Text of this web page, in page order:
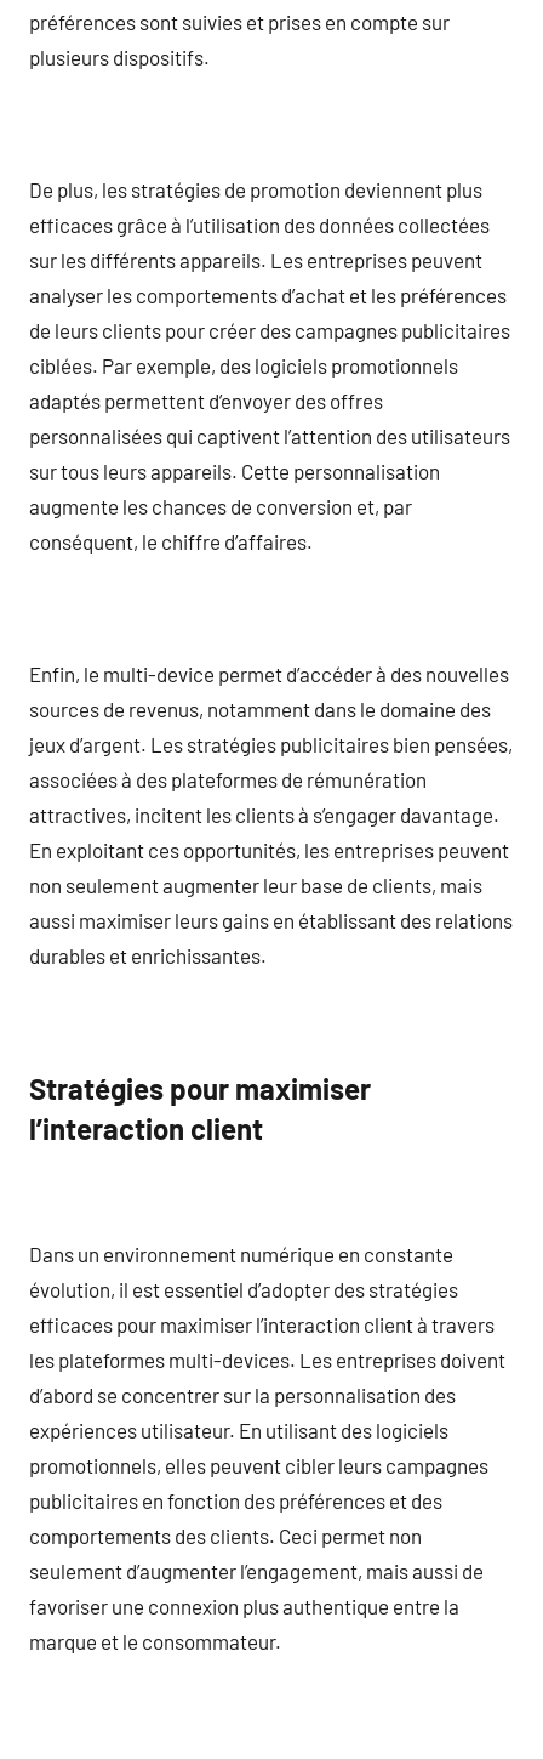
préférences sont suivies et prises en compte sur
plusieurs dispositifs.
De plus, les stratégies de promotion deviennent plus
efficaces grâce à l’utilisation des données collectées
sur les différents appareils. Les entreprises peuvent
analyser les comportements d’achat et les préférences
de leurs clients pour créer des campagnes publicitaires
ciblées. Par exemple, des logiciels promotionnels
adaptés permettent d’envoyer des offres
personnalisées qui captivent l’attention des utilisateurs
sur tous leurs appareils. Cette personnalisation
augmente les chances de conversion et, par
conséquent, le chiffre d’affaires.
Enfin, le multi-device permet d’accéder à des nouvelles
sources de revenus, notamment dans le domaine des
jeux d’argent. Les stratégies publicitaires bien pensées,
associées à des plateformes de rémunération
attractives, incitent les clients à s’engager davantage.
En exploitant ces opportunités, les entreprises peuvent
non seulement augmenter leur base de clients, mais
aussi maximiser leurs gains en établissant des relations
durables et enrichissantes.
Stratégies pour maximiser
l’interaction client
Dans un environnement numérique en constante
évolution, il est essentiel d’adopter des stratégies
efficaces pour maximiser l’interaction client à travers
les plateformes multi-devices. Les entreprises doivent
d’abord se concentrer sur la personnalisation des
expériences utilisateur. En utilisant des logiciels
promotionnels, elles peuvent cibler leurs campagnes
publicitaires en fonction des préférences et des
comportements des clients. Ceci permet non
seulement d’augmenter l’engagement, mais aussi de
favoriser une connexion plus authentique entre la
marque et le consommateur.